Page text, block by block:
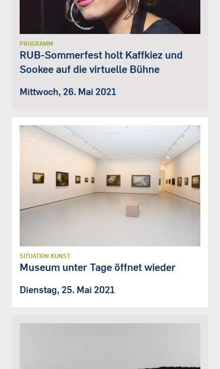
PROGRAMM
RUB-Sommerfest holt Kaffkiez und
Sookee auf die virtuelle Bühne
Mittwoch, 26. Mai 2021
SITUATION KUNST
Museum unter Tage öffnet wieder
Dienstag, 25. Mai 2021